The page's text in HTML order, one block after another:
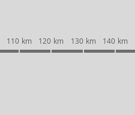
110 km 120 km 130 km 140 km